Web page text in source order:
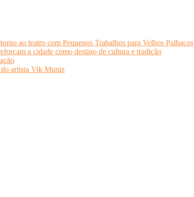
ao teatro com Pequenos Trabalhos para Velhos Palhaços
a cidade como destino de cultura e tradição
do artista Vik Muniz